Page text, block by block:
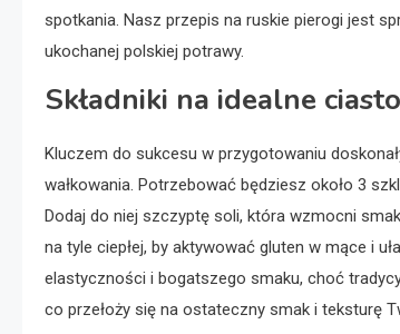
spotkania. Nasz przepis na ruskie pierogi jest
ukochanej polskiej potrawy.
Składniki na idealne
Kluczem do sukcesu w przygotowaniu
wałkowania. Potrzebować będziesz około 3
Dodaj do niej szczyptę soli, która wzmocni
na tyle ciepłej, by aktywować gluten w mące i
elastyczności i bogatszego smaku, choć
co przełoży się na ostateczny smak i teksturę